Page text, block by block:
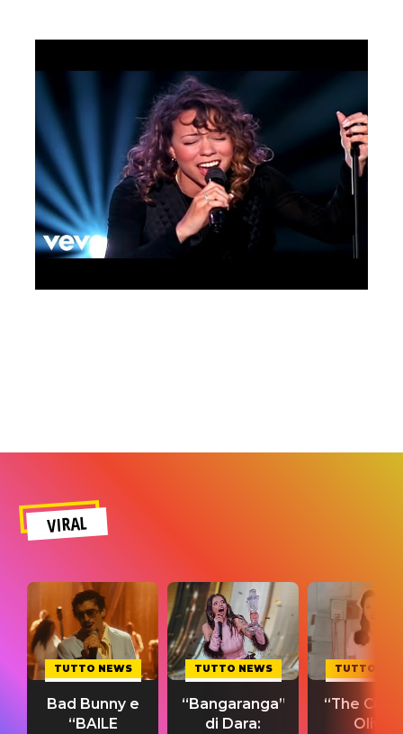
VIRAL
TUTTO NEWS
Bad Bunny e
“BAILE
TUTTO NEWS
“Bangaranga”
di Dara:
TUTTO
“The
Olivia